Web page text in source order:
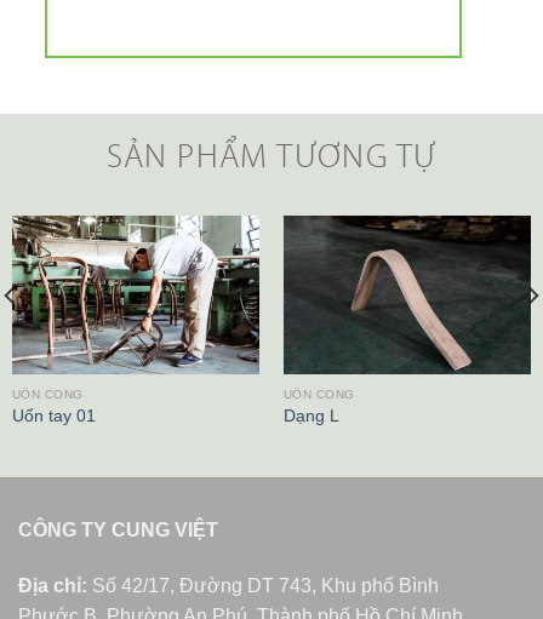
SẢN PHẨM TƯƠNG TỰ
UỐN CONG
Uốn tay 01
UỐN CONG
Dạng L
CÔNG TY CUNG VIỆT
Địa chỉ: Số 42/17, Đường DT 743, Khu phố Bình